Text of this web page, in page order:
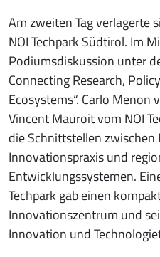
Am zweiten Tag verlagerte
NOI Techpark Südtirol. Im
Podiumsdiskussion unter
Connecting Research,
Ecosystems“. Carlo Menon
Vincent Mauroit vom NOI
die Schnittstellen zwischen
Innovationspraxis und
Entwicklungssystemen.
Techpark gab einen
Innovationszentrum und
Innovation und